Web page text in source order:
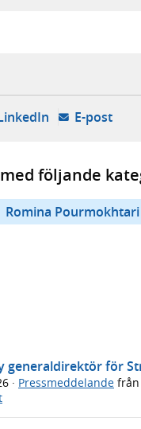
flik, extern
i ny flik, extern
- öppnas i ny
E-post-
följande
Romina Pourmokhtari
generaldirektör för
· Pressmeddelande från